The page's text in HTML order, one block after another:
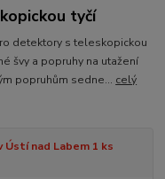
tyčí
detektory s teleskopickou
švy a popruhy na utažení
popruhům sedne... celý
Ústí nad Labem 1 ks